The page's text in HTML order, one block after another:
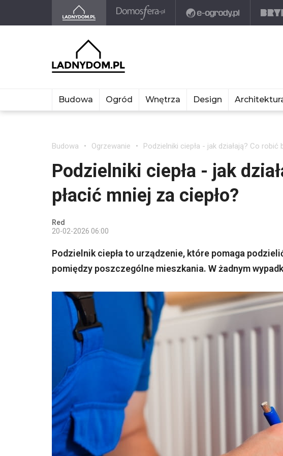
Budowa Ogród Wnętrza Design
Budowa Ogrzewanie Podzielniki ciepła - jak działają? Co robić
Podzielniki ciepła - jak
płacić mniej za ciepło?
Red
20-02-2026 06:00
Podzielnik ciepła to urządzenie, które pomaga
pomiędzy poszczególne mieszkania. W żadnym